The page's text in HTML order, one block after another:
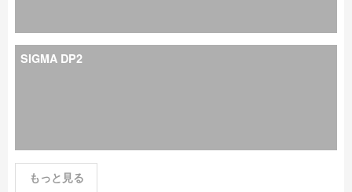
SIGMA DP2
もっと見る